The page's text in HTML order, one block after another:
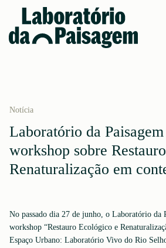
Notícia
Laboratório da
workshop sobre
Renaturalização em
No passado dia 27 de junho, o Laboratório da
workshop “Restauro Ecológico e
Espaço Urbano: Laboratório Vivo do Rio